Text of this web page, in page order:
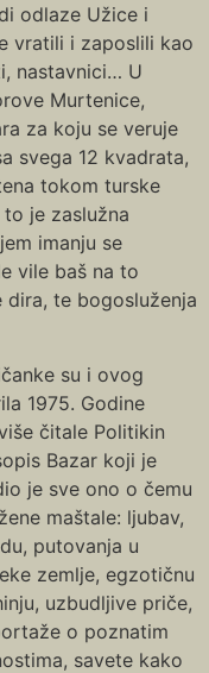
odlaze Užice i
vratili i zaposlili kao
nastavnici… U
Murtenice,
za koju se veruje
svega 12 kvadrata,
tokom turske
je zaslužna
imanju se
vile baš na to
dira, te bogosluženja
su i ovog
1975. Godine
čitale Politikin
Bazar koji je
je sve ono o čemu
maštale: ljubav,
putovanja u
zemlje, egzotičnu
uzbudljive priče,
o poznatim
savete kako